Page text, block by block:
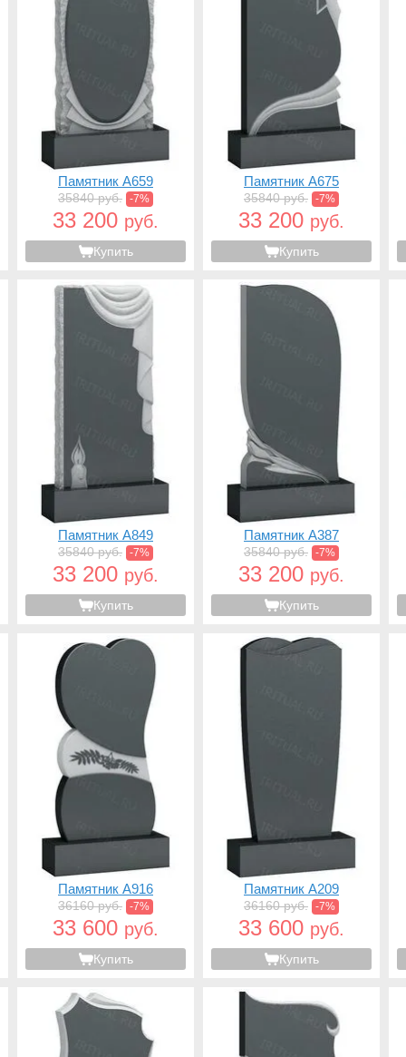
Памятник A659
35840 руб. -7%
33 200 руб.
Купить
Памятник A675
35840 руб. -7%
33 200 руб.
Купить
Памятник A849
35840 руб. -7%
33 200 руб.
Купить
Памятник A387
35840 руб. -7%
33 200 руб.
Купить
Памятник A916
36160 руб. -7%
33 600 руб.
Купить
Памятник A209
36160 руб. -7%
33 600 руб.
Купить